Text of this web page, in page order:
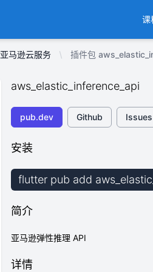
课
亚马逊云服务 插件包
aws_elastic_inference_api
pub.dev Github Issues
安装
flutter pub add
简介
亚马逊弹性推理 API
详情